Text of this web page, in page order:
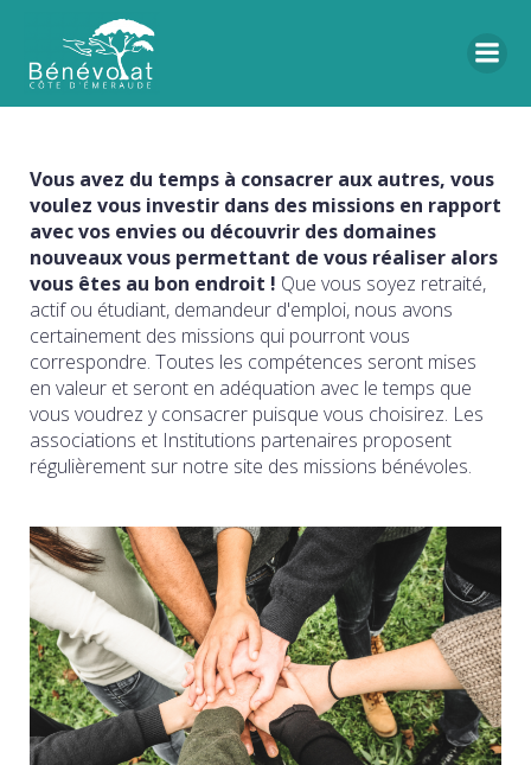
Vous avez du temps à consacrer aux autres, vous
voulez vous investir dans des missions en rapport
avec vos envies ou découvrir des domaines
nouveaux vous permettant de vous réaliser alors
vous êtes au bon endroit ! Que vous soyez retraité,
actif ou étudiant, demandeur d'emploi, nous avons
certainement des missions qui pourront vous
correspondre. Toutes les compétences seront mises
en valeur et seront en adéquation avec le temps que
vous voudrez y consacrer puisque vous choisirez. Les
associations et Institutions partenaires proposent
régulièrement sur notre site des missions bénévoles.